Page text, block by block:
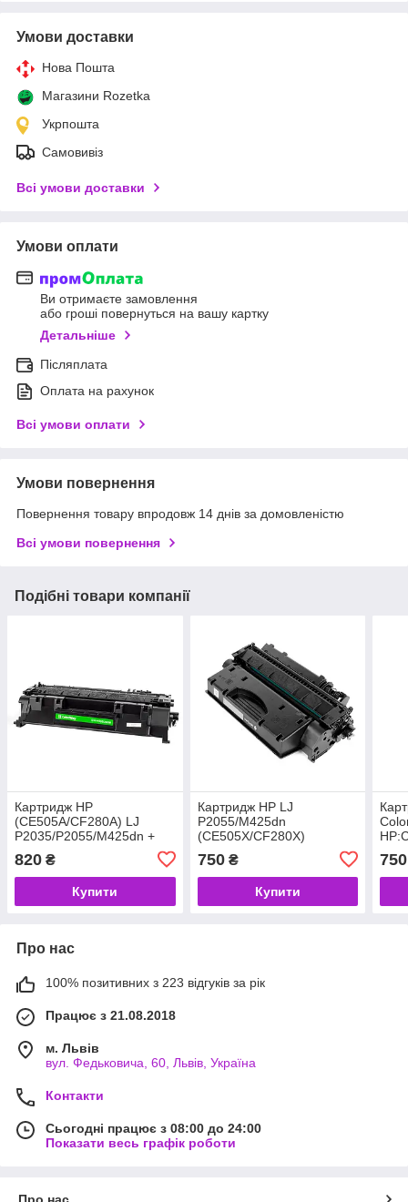
Умови доставки
Нова Пошта
Магазини Rozetka
Укрпошта
Самовивіз
Всі умови доставки
Умови оплати
Ви отримаєте замовлення
або гроші повернуться на вашу картку
Детальніше
Післяплата
Оплата на рахунок
Всі умови оплати
Умови повернення
Повернення товару впродовж 14 днів за домовленістю
Всі умови повернення
Подібні товари компанії
Картридж HP
(CE505A/CF280A) LJ
P2035/P2055/M425dn +
ТН-2035 (2шт.) *ColorWay
(код 102044)
820 ₴
Купити
Картридж HP LJ
P2055/M425dn
(CE505X/CF280X)
750₴
Купити
750
Про нас
100% позитивних з 223 відгуків за рік
Працює з 21.08.2018
м. Львів
вул. Федьковича, 60, Львів, Україна
Контакти
Сьогодні працює з 08:00 до 24:00
Показати весь графік роботи